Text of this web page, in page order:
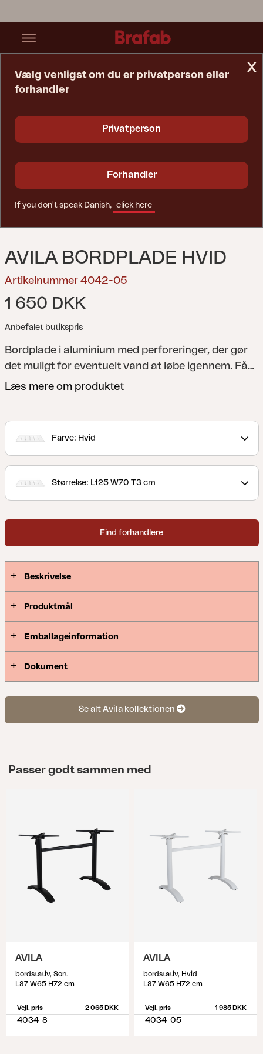
AVILA BORDPLADE HVID
Artikelnummer 4042-05
1 650 DKK
Anbefalet butikspris
Bordplade i aluminium med perforeringer, der gør
det muligt for eventuelt vand at løbe igennem. Fås i
kvadratisk, rektangulær og rund form. Passer til
Kombineras med någon av våra tåliga
tåliga konstrutkion passar de bra i offentlig miljö.
Læs mere om produktet
Farve: Hvid
Størrelse: L125 W70 T3 cm
Find forhandlere
Beskrivelse
Produktmål
Emballageinformation
Dokument
Se alt Avila kollektionen
Passer godt sammen med
AVILA
bordstativ, Sort
L87 W65 H72 cm
Vejl. pris 2 065 DKK
4034-8
AVILA
bordstativ, Hvid
L87 W65 H72 cm
Vejl. pris 1 985 DKK
4034-05
x
Vælg venligst om du er privatperson eller
forhandler
Privatperson
Forhandler
If you don't speak Danish, click here